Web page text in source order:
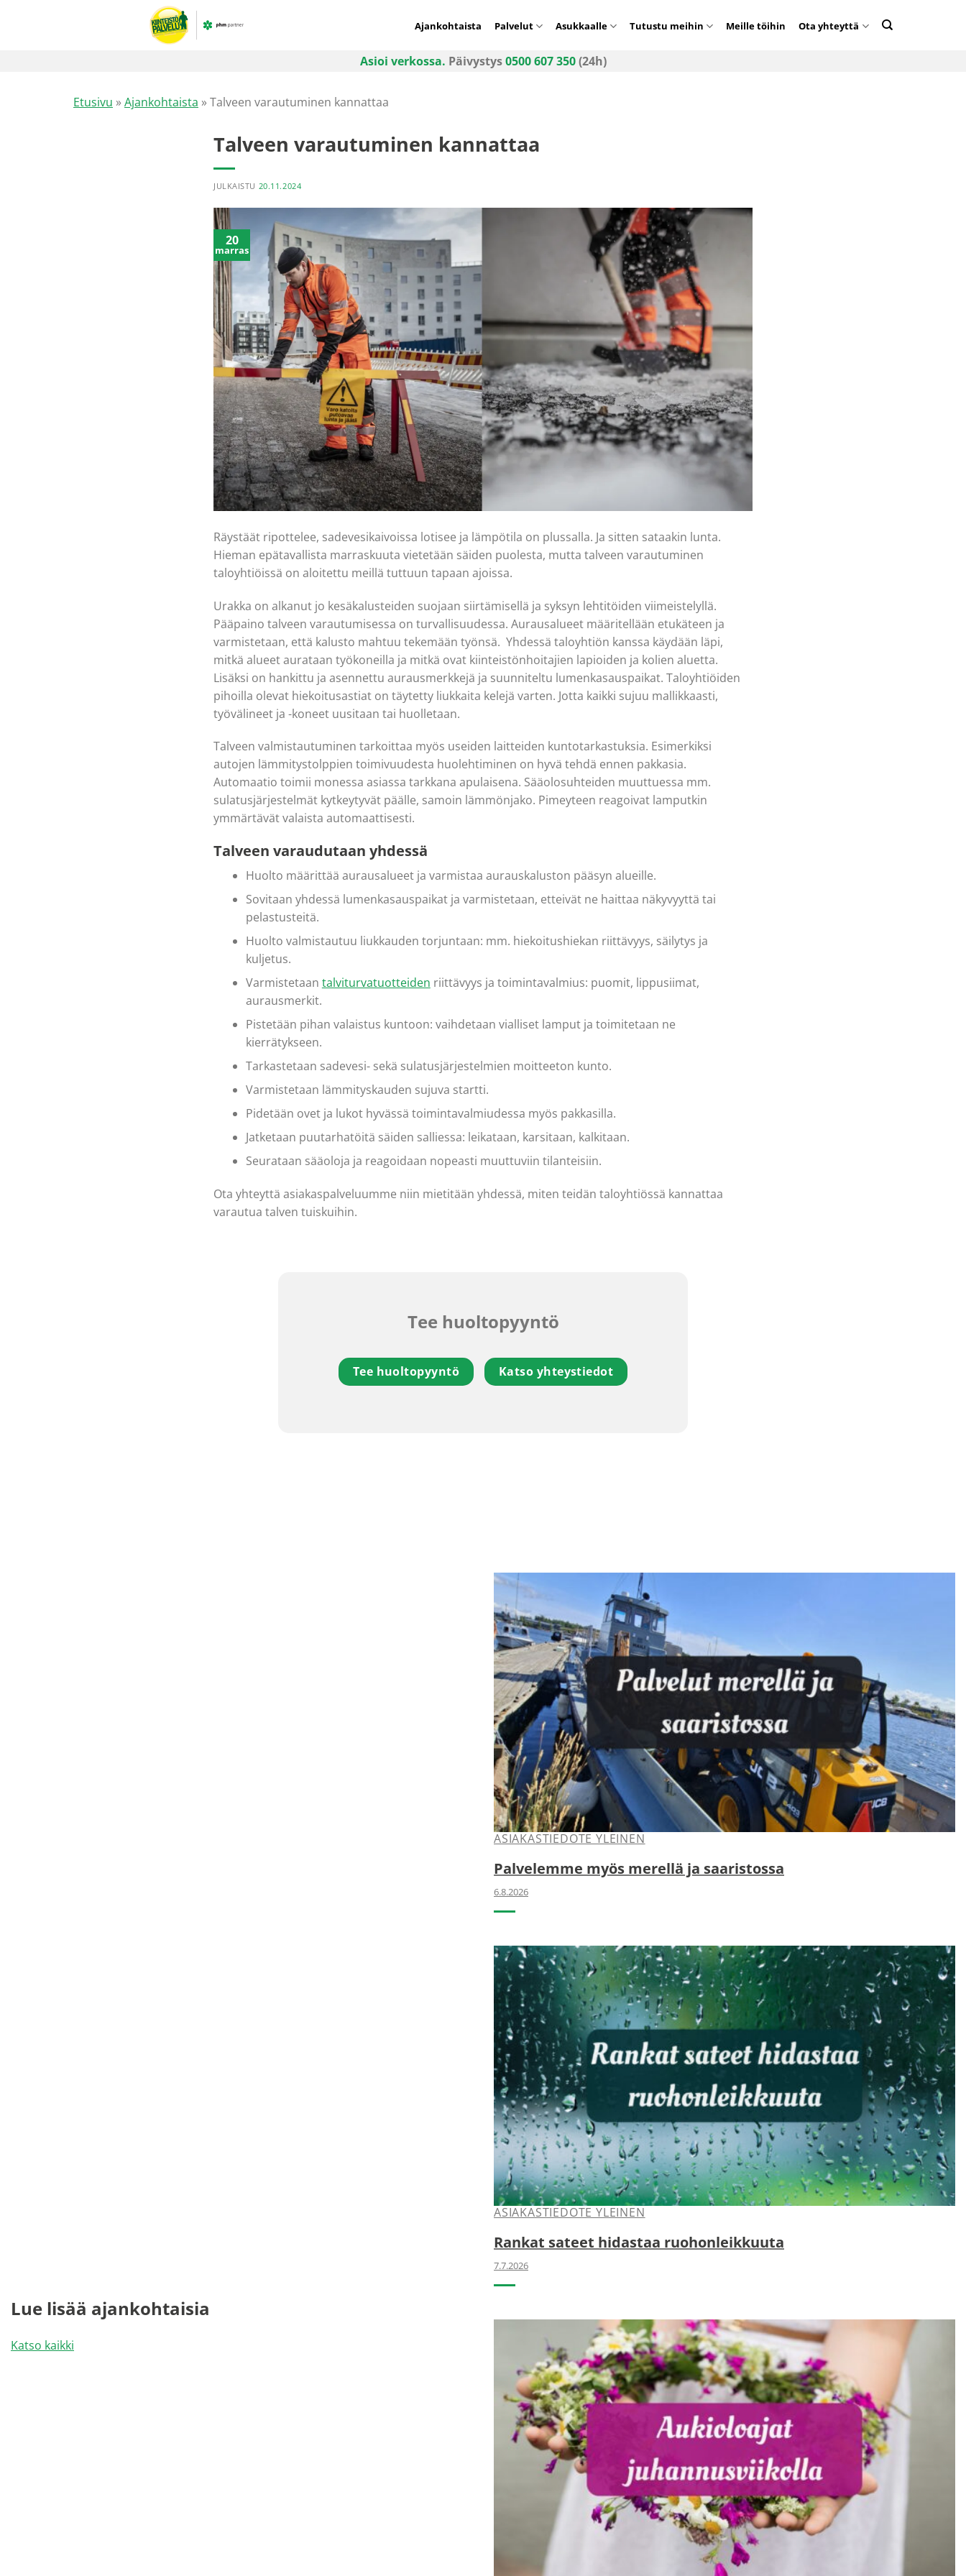
Ajankohtaista Palvelut Asukkaalle Tutustu meihin Meille töihin Ota yhteyttä
Asioi verkossa. Päivystys0500 607 350(24h)
Etusivu »Ajankohtaista »Talveen varautuminen kannattaa
Talveen varautuminen kannattaa
JULKAISTU 20.11.2024
20
marras
Räystäät ripottelee, sadevesikaivoissa lotisee ja lämpötila on plussalla. Ja sitten sataakin lunta.
Hieman epätavallista marraskuuta vietetään säiden puolesta, mutta talveen varautuminen
taloyhtiöissä on aloitettu meillä tuttuun tapaan ajoissa.
Urakka on alkanut jo kesäkalusteiden suojaan siirtämisellä ja syksyn lehtitöiden viimeistelyllä.
Pääpaino talveen varautumisessa on turvallisuudessa. Aurausalueet määritellään etukäteen ja
varmistetaan, että kalusto mahtuu tekemään työnsä. Yhdessä taloyhtiön kanssa käydään läpi,
mitkä alueet aurataan työkoneilla ja mitkä ovat kiinteistönhoitajien lapioiden ja kolien aluetta.
Lisäksi on hankittu ja asennettu aurausmerkkejä ja suunniteltu lumenkasauspaikat. Taloyhtiöiden
pihoilla olevat hiekoitusastiat on täytetty liukkaita kelejä varten. Jotta kaikki sujuu mallikkaasti,
työvälineet ja -koneet uusitaan tai huolletaan.
Talveen valmistautuminen tarkoittaa myös useiden laitteiden kuntotarkastuksia. Esimerkiksi
autojen lämmitystolppien toimivuudesta huolehtiminen on hyvä tehdä ennen pakkasia.
Automaatio toimii monessa asiassa tarkkana apulaisena. Sääolosuhteiden muuttuessa mm.
sulatusjärjestelmät kytkeytyvät päälle, samoin lämmönjako. Pimeyteen reagoivat lamputkin
ymmärtävät valaista automaattisesti.
Talveen varaudutaan yhdessä
Huolto määrittää aurausalueet ja varmistaa aurauskaluston pääsyn alueille.
Sovitaan yhdessä lumenkasauspaikat ja varmistetaan, etteivät ne haittaa näkyvyyttä tai
pelastusteitä.
Huolto valmistautuu liukkauden torjuntaan: mm. hiekoitushiekan riittävyys, säilytys ja
kuljetus.
Varmistetaan talviturvatuotteiden riittävyys ja toimintavalmius: puomit, lippusiimat,
aurausmerkit.
Pistetään pihan valaistus kuntoon: vaihdetaan vialliset lamput ja toimitetaan ne
kierrätykseen.
Tarkastetaan sadevesi- sekä sulatusjärjestelmien moitteeton kunto.
Varmistetaan lämmityskauden sujuva startti.
Pidetään ovet ja lukot hyvässä toimintavalmiudessa myös pakkasilla.
Jatketaan puutarhatöitä säiden salliessa: leikataan, karsitaan, kalkitaan.
Seurataan sääoloja ja reagoidaan nopeasti muuttuviin tilanteisiin.
Ota yhteyttä asiakaspalveluumme niin mietitään yhdessä, miten teidän taloyhtiössä kannattaa
varautua talven tuiskuihin.
Tee huoltopyyntö
Tee huoltopyyntö Katso yhteystiedot
Lue lisää ajankohtaisia
Katso kaikki
ASIAKASTIEDOTE YLEINEN
Palvelemme myös merellä ja saaristossa
6.8.2026
ASIAKASTIEDOTE YLEINEN
Rankat sateet hidastaa ruohonleikkuuta
7.7.2026